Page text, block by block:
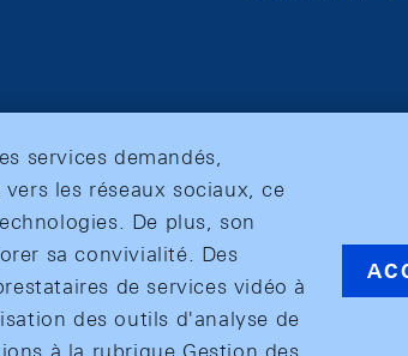
services demandés,
les réseaux sociaux, ce
De plus, son
sa convivialité. Des
de services vidéo à
des outils d'analyse de